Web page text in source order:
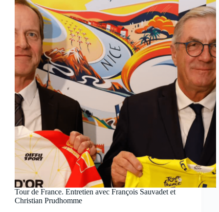
Tour de France. Entretien avec François Sauvadet et
Christian Prudhomme